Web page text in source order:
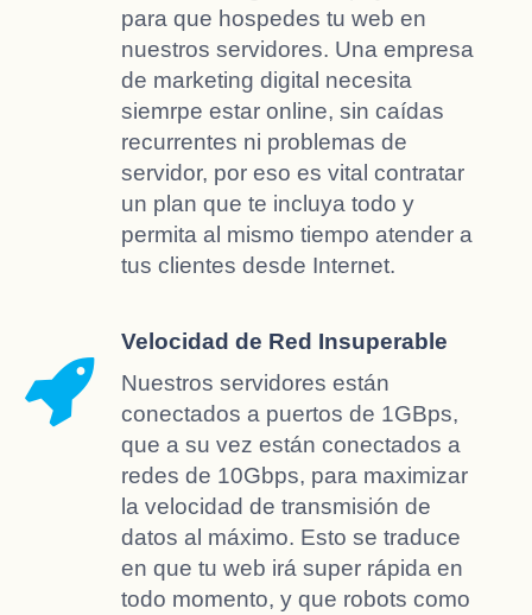
para que hospedes tu web en
nuestros servidores. Una empresa
de marketing digital necesita
siemrpe estar online, sin caídas
recurrentes ni problemas de
servidor, por eso es vital contratar
un plan que te incluya todo y
permita al mismo tiempo atender a
tus clientes desde Internet.
Velocidad de Red Insuperable
Nuestros servidores están
conectados a puertos de 1GBps,
que a su vez están conectados a
redes de 10Gbps, para maximizar
la velocidad de transmisión de
datos al máximo. Esto se traduce
en que tu web irá super rápida en
todo momento, y que robots como